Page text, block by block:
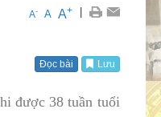
5 - dưới 12 tuổi
A- A A+ |
Đọc bài Lưu
được 38 tuần tuổi